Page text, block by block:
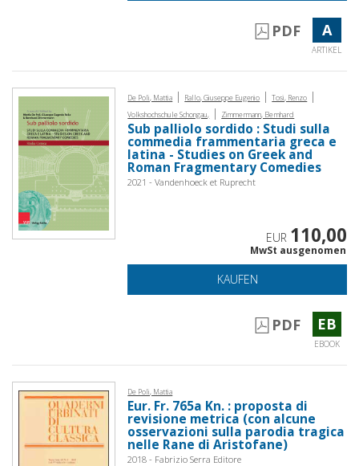
PDF A
ARTIKEL
De Poli, Mattia | Rallo, Giuseppe Eugenio | Tosi, Renzo |
Volkshochschule Schongau, | Zimmermann, Bernhard
Sub palliolo sordido : Studi sulla
commedia frammentaria greca e
latina - Studies on Greek and
Roman Fragmentary Comedies
2021 - Vandenhoeck et Ruprecht
EUR 110,00
MwSt ausgenomen
KAUFEN
PDF EB
EBOOK
De Poli, Mattia
Eur. Fr. 765a Kn. : proposta di
revisione metrica (con alcune
osservazioni sulla parodia tragica
nelle Rane di Aristofane)
2018 - Fabrizio Serra Editore